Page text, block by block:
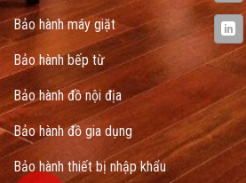
Bảo hành máy giặt
Bảo hành bếp từ
Bảo hành đồ nội địa
Bảo hành đồ gia dụng
Bảo hành thiết bị nhập khẩu